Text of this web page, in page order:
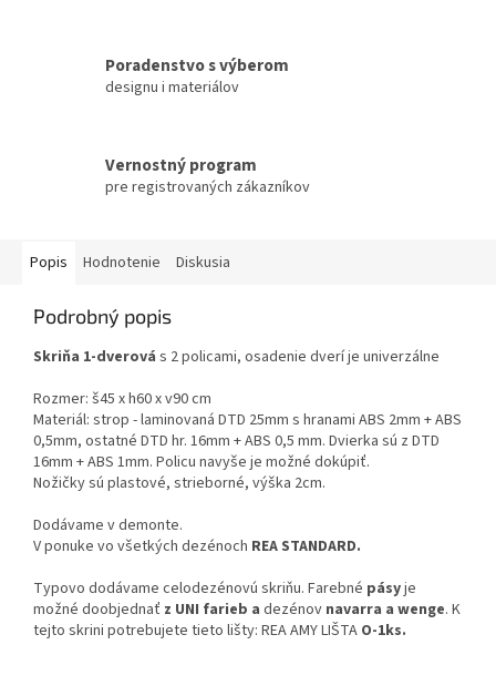
Poradenstvo s výberom
designu i materiálov
Vernostný program
pre registrovaných zákazníkov
Popis Hodnotenie Diskusia
Podrobný popis
Skriňa 1-dverová s 2 policami, osadenie dverí je univerzálne
Rozmer: š45 x h60 x v90 cm
Materiál: strop - laminovaná DTD 25mm s hranami ABS 2mm + ABS
0,5mm, ostatné DTD hr. 16mm + ABS 0,5 mm. Dvierka sú z DTD
16mm + ABS 1mm. Policu navyše je možné dokúpiť.
Nožičky sú plastové, strieborné, výška 2cm.
Dodávame v demonte.
V ponuke vo všetkých dezénoch REA STANDARD.
Typovo dodávame celodezénovú skriňu. Farebné pásyje
možné doobjednať z UNI farieb a dezénov navarra a wenge. K
tejto skrini potrebujete tieto lišty: REA AMY LIŠTA O-1ks.